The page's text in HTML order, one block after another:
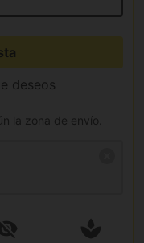
deseos
la zona de envío.